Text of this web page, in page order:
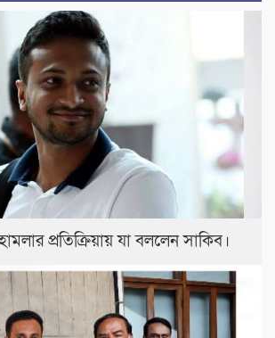
প্রতিক্রিয়ায় যা বললেন সাকিব।